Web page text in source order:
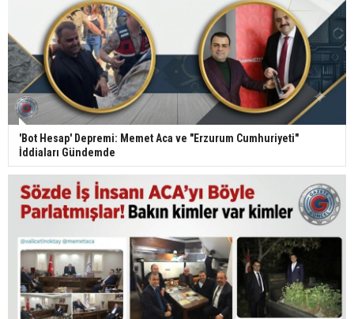
'Bot Hesap' Depremi: Memet Aca ve "Erzurum Cumhuriyeti"
İddiaları Gündemde